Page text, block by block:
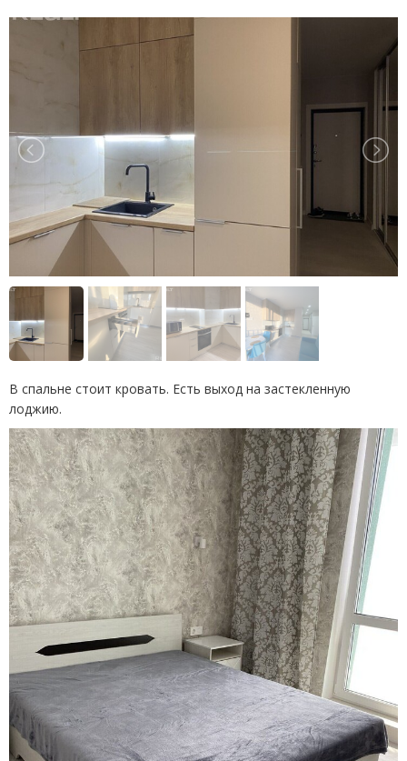
В спальне стоит кровать. Есть выход на застекленную
лоджию.